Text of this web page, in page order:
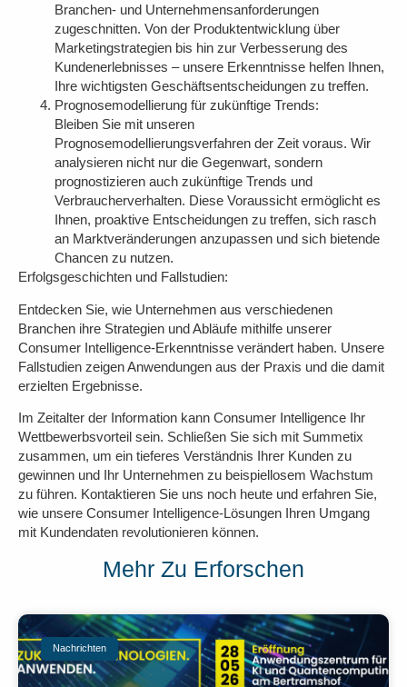
Branchen- und Unternehmensanforderungen
zugeschnitten. Von der Produktentwicklung über
Marketingstrategien bis hin zur Verbesserung des
Kundenerlebnisses – unsere Erkenntnisse helfen Ihnen,
Ihre wichtigsten Geschäftsentscheidungen zu treffen.
Prognosemodellierung für zukünftige Trends:
Bleiben Sie mit unseren
Prognosemodellierungsverfahren der Zeit voraus. Wir
analysieren nicht nur die Gegenwart, sondern
prognostizieren auch zukünftige Trends und
Verbraucherverhalten. Diese Voraussicht ermöglicht es
Ihnen, proaktive Entscheidungen zu treffen, sich rasch
an Marktveränderungen anzupassen und sich bietende
Chancen zu nutzen.
Erfolgsgeschichten und Fallstudien:
Entdecken Sie, wie Unternehmen aus verschiedenen
Branchen ihre Strategien und Abläufe mithilfe unserer
Consumer Intelligence-Erkenntnisse verändert haben. Unsere
Fallstudien zeigen Anwendungen aus der Praxis und die damit
erzielten Ergebnisse.
Im Zeitalter der Information kann Consumer Intelligence Ihr
Wettbewerbsvorteil sein. Schließen Sie sich mit Summetix
zusammen, um ein tieferes Verständnis Ihrer Kunden zu
gewinnen und Ihr Unternehmen zu beispiellosem Wachstum
zu führen. Kontaktieren Sie uns noch heute und erfahren Sie,
wie unsere Consumer Intelligence-Lösungen Ihren Umgang
mit Kundendaten revolutionieren können.
Mehr Zu Erforschen
Nachrichten